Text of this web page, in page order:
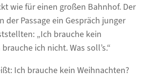
wie für einen großen Bahnhof. Der
Passage ein Gespräch junger
„Ich brauche kein
ich nicht. Was soll’s.“
Ich brauche kein Weihnachten?